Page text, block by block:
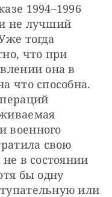
1994–1996
не лучший
тогда
что при
она в
что способна.
военного
свою
в состоянии
бы одну
или